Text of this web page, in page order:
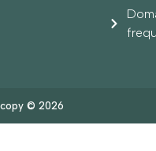
copy © 2026